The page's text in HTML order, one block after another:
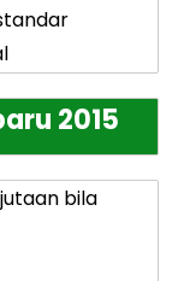
2015
bila